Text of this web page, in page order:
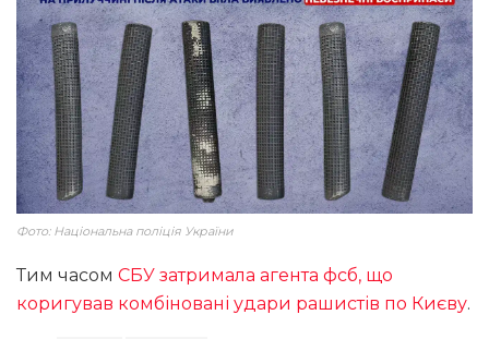
Фото: Національна поліція України
Тим часом СБУ затримала агента фсб, що
коригував комбіновані удари рашистів по Києву.